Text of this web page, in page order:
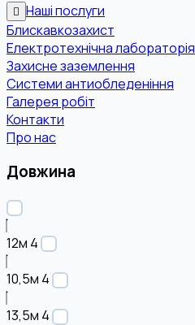
Наші послуги
Блискавкозахист
Електротехнічна лабораторія
Захисне заземлення
Системи антиобледеніння
Галерея робіт
Контакти
Про нас
Довжина
12м 4
10,5м 4
13,5м 4